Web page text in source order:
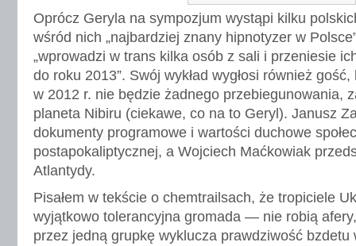
Oprócz Geryla na sympozjum wystąpi kilku
wśród nich „najbardziej znany hipnotyzer w
„wprowadzi w trans kilka osób z sali i przeniesie
do roku 2013”. Swój wykład wygłosi również
w 2012 r. nie będzie żadnego przebiegunowania,
planeta Nibiru (ciekawe, co na to Geryl). Janusz
dokumenty programowe i wartości duchowe
postapokaliptycznej, a Wojciech Maćkowiak
Atlantydy.
Pisałem w tekście o chemtrailsach, że tropiciele
wyjątkowo tolerancyjna gromada — nie robią
przez jedną grupkę wyklucza prawdziwość bzdetu